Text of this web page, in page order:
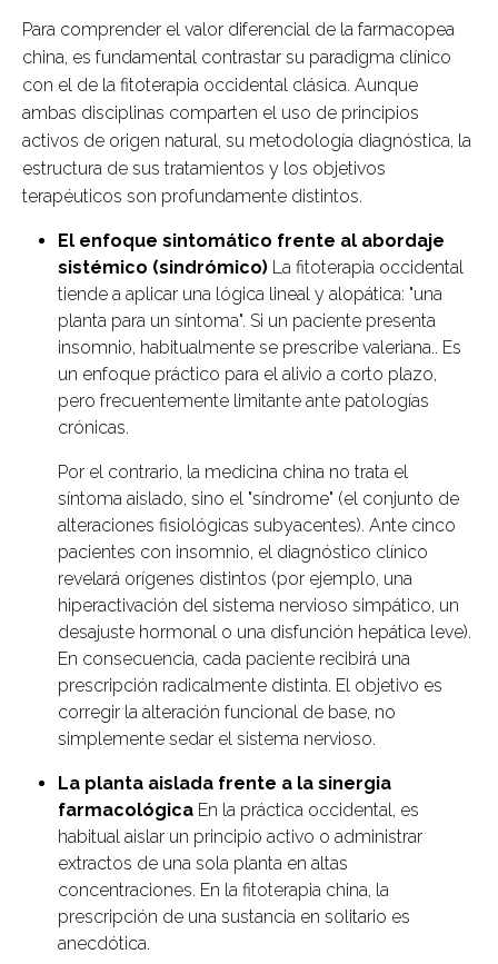
Para comprender el valor diferencial de la farmacopea
china, es fundamental contrastar su paradigma clínico
con el de la fitoterapia occidental clásica. Aunque
ambas disciplinas comparten el uso de principios
activos de origen natural, su metodología diagnóstica, la
estructura de sus tratamientos y los objetivos
terapéuticos son profundamente distintos.
El enfoque sintomático frente al abordaje
sistémico (sindrómico) La fitoterapia occidental
tiende a aplicar una lógica lineal y alopática: "una
planta para un síntoma". Si un paciente presenta
insomnio, habitualmente se prescribe valeriana.. Es
un enfoque práctico para el alivio a corto plazo,
pero frecuentemente limitante ante patologías
crónicas.
Por el contrario, la medicina china no trata el
síntoma aislado, sino el "síndrome" (el conjunto de
alteraciones fisiológicas subyacentes). Ante cinco
pacientes con insomnio, el diagnóstico clínico
revelará orígenes distintos (por ejemplo, una
hiperactivación del sistema nervioso simpático, un
desajuste hormonal o una disfunción hepática leve).
En consecuencia, cada paciente recibirá una
prescripción radicalmente distinta. El objetivo es
corregir la alteración funcional de base, no
simplemente sedar el sistema nervioso.
La planta aislada frente a la sinergia
farmacológica En la práctica occidental, es
habitual aislar un principio activo o administrar
extractos de una sola planta en altas
concentraciones. En la fitoterapia china, la
prescripción de una sustancia en solitario es
anecdótica.